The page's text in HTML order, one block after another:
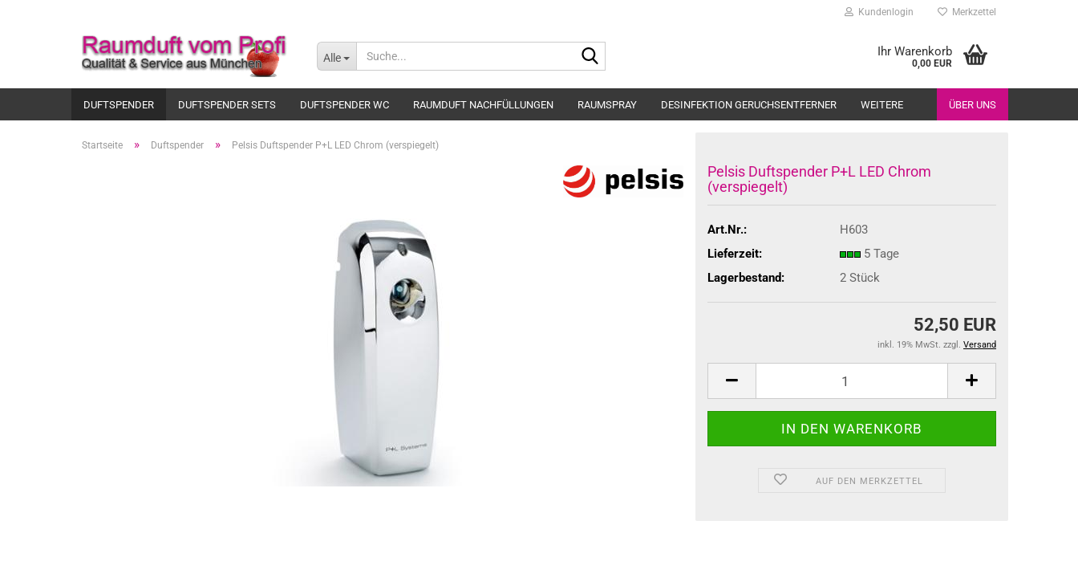
Kundenlogin Merkzettel
Alle Ihr Warenkorb
0,00 EUR
DUFTSPENDER DUFTSPENDER SETS DUFTSPENDER WC RAUMDUFT NACHFÜLLUNGEN RAUMSPRAY DESINFEKTION GERUCHSENTFERNER ÜBER UNS
WEITERE
Startseite » Duftspender » Pelsis Duftspender P+L LED Chrom (verspiegelt)
Pelsis Duftspender P+L LED Chrom
(verspiegelt)
Art.Nr.:
H603
Lieferzeit:
5 Tage
Lagerbestand:
2 Stück
52,50 EUR
inkl. 19% MwSt. zzgl. Versand
AUF DEN MERKZETTEL